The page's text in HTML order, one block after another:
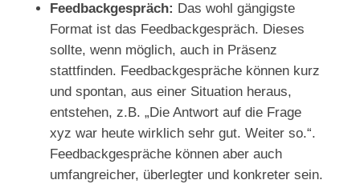
Feedbackgespräch: Das wohl gängigste
Format ist das Feedbackgespräch. Dieses
sollte, wenn möglich, auch in Präsenz
stattfinden. Feedbackgespräche können kurz
und spontan, aus einer Situation heraus,
entstehen, z.B. „Die Antwort auf die Frage
xyz war heute wirklich sehr gut. Weiter so.“.
Feedbackgespräche können aber auch
umfangreicher, überlegter und konkreter sein.